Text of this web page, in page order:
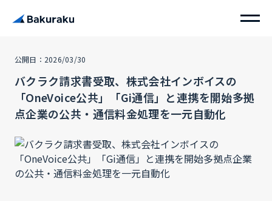
公開日：2026/03/30
バクラク請求書受取、株式会社インボイスの
「OneVoice公共」「Gi通信」と連携を開始多拠
点企業の公共・通信料金処理を一元自動化